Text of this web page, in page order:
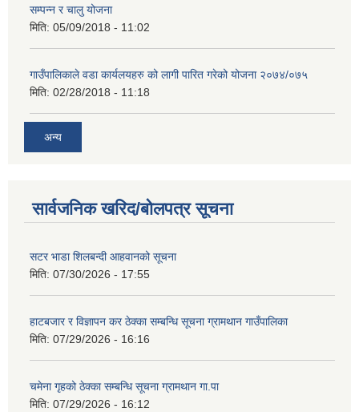
सम्पन्न र चालु योजना
मिति: 05/09/2018 - 11:02
गाउँपालिकाले वडा कार्यलयहरु को लागी पारित गरेको योजना २०७४/०७५
मिति: 02/28/2018 - 11:18
अन्य
सार्वजनिक खरिद/बोलपत्र सूचना
सटर भाडा शिलबन्दी आहवानको सूचना
मिति: 07/30/2026 - 17:55
हाटबजार र विज्ञापन कर ठेक्का सम्बन्धि सूचना ग्रामथान गाउँपालिका
मिति: 07/29/2026 - 16:16
चमेना गृहको ठेक्का सम्बन्धि सूचना ग्रामथान गा.पा
मिति: 07/29/2026 - 16:12